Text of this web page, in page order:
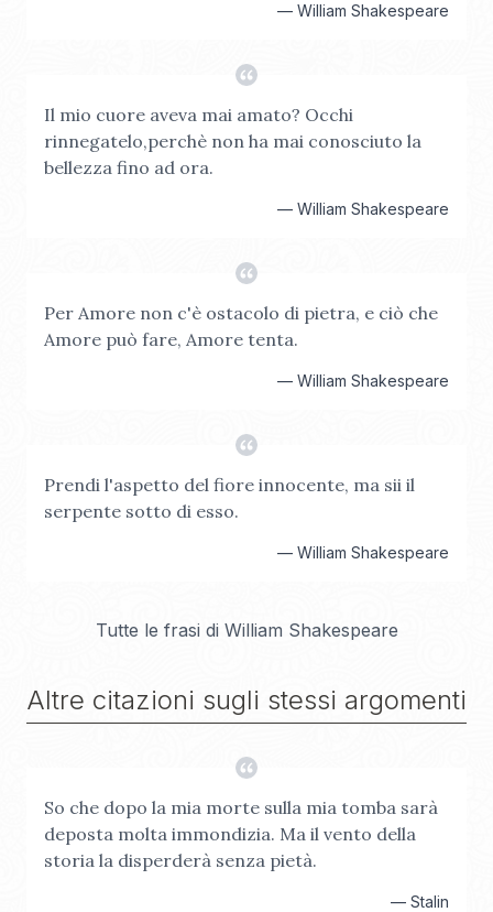
— William Shakespeare
Il mio cuore aveva mai amato? Occhi
rinnegatelo,perchè non ha mai conosciuto la
bellezza fino ad ora.
— William Shakespeare
Per Amore non c'è ostacolo di pietra, e ciò che
Amore può fare, Amore tenta.
— William Shakespeare
Prendi l'aspetto del fiore innocente, ma sii il
serpente sotto di esso.
— William Shakespeare
Tutte le frasi di William Shakespeare
Altre citazioni sugli stessi argomenti
So che dopo la mia morte sulla mia tomba sarà
deposta molta immondizia. Ma il vento della
storia la disperderà senza pietà.
— Stalin